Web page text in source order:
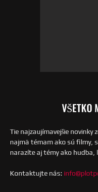
VŠETKO
Tie najzaujímavejšie novinky
najmä témam ako sú filmy,
narazíte aj témy ako hudba,
Kontaktujte nás: